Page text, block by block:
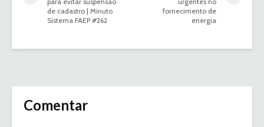
de cadastro | Minuto
Sistema FAEP #262
fornecimento de
energia
Comentar